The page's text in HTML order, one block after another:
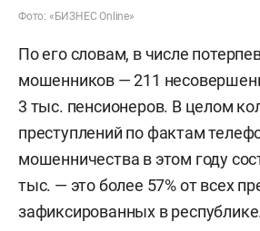
Фото: «БИЗНЕС Online»
По его словам, в числе
мошенников — 211
3 тыс. пенсионеров. В целом
преступлений по фактам
мошенничества в этом году
тыс. — это более 57% от всех
зафиксированных в